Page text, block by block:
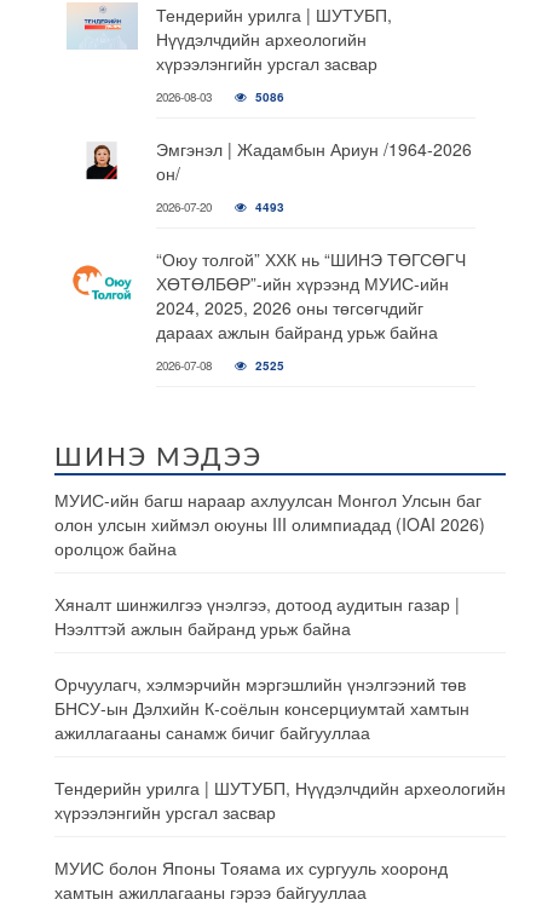
Тендерийн урилга | ШУТУБП,
Нүүдэлчдийн археологийн
хүрээлэнгийн урсгал засвар
2026-08-03 5086
Эмгэнэл | Жадамбын Ариун /1964-2026
он/
2026-07-20 4493
“Оюу толгой” ХХК нь “ШИНЭ ТӨГСӨГЧ
ХӨТӨЛБӨР”-ийн хүрээнд МУИС-ийн
2024, 2025, 2026 оны төгсөгчдийг
дараах ажлын байранд урьж байна
2026-07-08 2525
ШИНЭ МЭДЭЭ
МУИС-ийн багш нараар ахлуулсан Монгол Улсын баг
олон улсын хиймэл оюуны III олимпиадад (IOAI 2026)
оролцож байна
Хяналт шинжилгээ үнэлгээ, дотоод аудитын газар |
Нээлттэй ажлын байранд урьж байна
Орчуулагч, хэлмэрчийн мэргэшлийн үнэлгээний төв
БНСУ-ын Дэлхийн К-соёлын консерциумтай хамтын
ажиллагааны санамж бичиг байгууллаа
Тендерийн урилга | ШУТУБП, Нүүдэлчдийн археологийн
хүрээлэнгийн урсгал засвар
МУИС болон Японы Тояама их сургууль хооронд
хамтын ажиллагааны гэрээ байгууллаа